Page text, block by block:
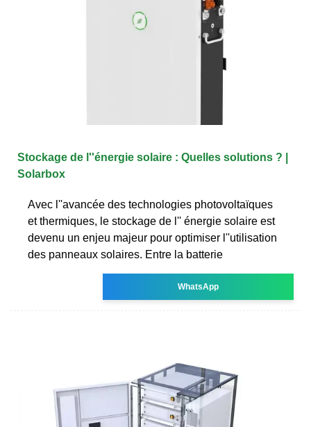
Stockage de l''énergie solaire : Quelles solutions ? |
Solarbox
Avec l''avancée des technologies photovoltaïques
et thermiques, le stockage de l'' énergie solaire est
devenu un enjeu majeur pour optimiser l''utilisation
des panneaux solaires. Entre la batterie
WhatsApp